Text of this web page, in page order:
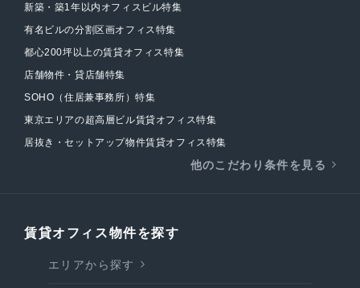
新築・築1年以内オフィスビル特集
有名ビルの分割区画オフィス特集
都心200坪以上の賃貸オフィス特集
店舗物件・貸店舗特集
SOHO（住居兼事務所）特集
東京エリアの超高層ビル賃貸オフィス特集
居抜き・セットアップ物件賃貸オフィス特集
他のこだわり条件を見る
賃貸オフィス物件を探す
エリアから探す